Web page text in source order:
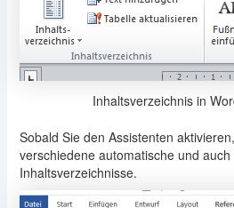
Inhaltsverzeichnis in
Sobald Sie den Assistenten
verschiedene automatische und
Inhaltsverzeichnisse.